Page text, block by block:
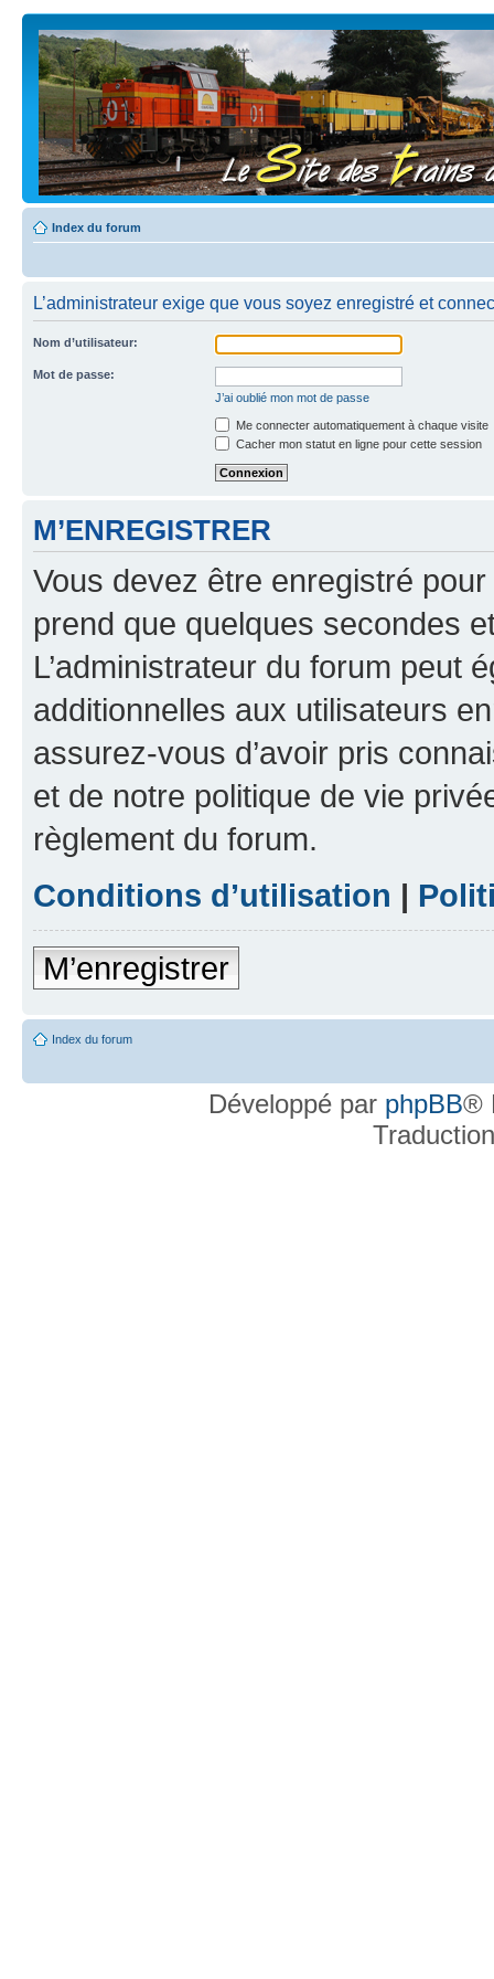
Index du forum
L’administrateur exige que vous soyez enregistré et
Nom d’utilisateur:
Mot de passe:
J’ai oublié mon mot de passe
Me connecter automatiquement à chaque visite
Cacher mon statut en ligne pour cette session
M’ENREGISTRER
Vous devez être enregistré
prend que quelques secondes
L’administrateur du forum peut
additionnelles aux utilisateurs
assurez-vous d’avoir pris
et de notre politique de vie
règlement du forum.
Conditions d’utilisation |
M’enregistrer
Index du forum
Développé par phpBB®